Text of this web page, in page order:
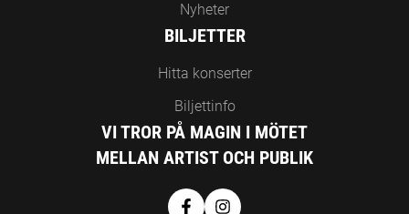
Nyheter
BILJETTER
Hitta konserter
Biljettinfo
VI TROR PÅ MAGIN I MÖTET
MELLAN ARTIST OCH PUBLIK